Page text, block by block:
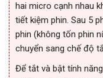
hai micro cạnh nhau
tiết kiệm phin. Sau 5
phin (không tốn phin
chuyển sang chế độ
Để tắt và bật tính